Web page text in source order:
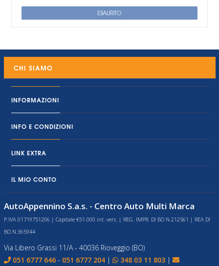
ESAURITO
CHI SIAMO
INFORMAZIONI
INFO E CONDIZIONI
LINK EXTRA
IL MIO CONTO
AutoAppennino S.a.s. - Centro Auto Multi Marca
P.IVA 01719751206 | Capitale €51.000 int. vers. | REG. IMPR. DI BO N.212561 | REA DI
BO N.365944
Via Libero Grassi 11/A - 40036 Rioveggio (BO)
051 6777 646 - 051 6777 204 | 348 03 11 803 |